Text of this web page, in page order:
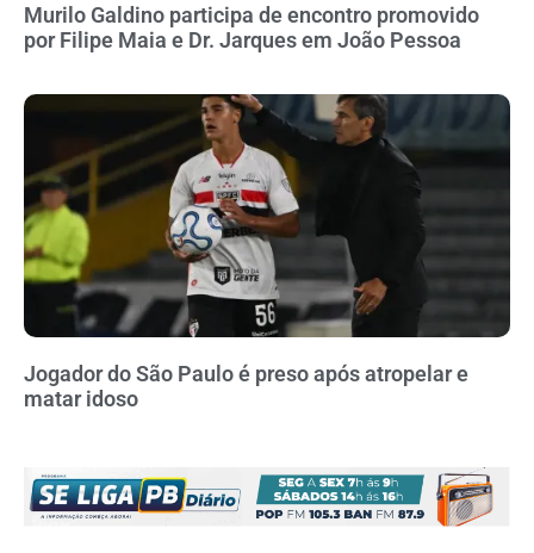
Murilo Galdino participa de encontro promovido
por Filipe Maia e Dr. Jarques em João Pessoa
Jogador do São Paulo é preso após atropelar e
matar idoso